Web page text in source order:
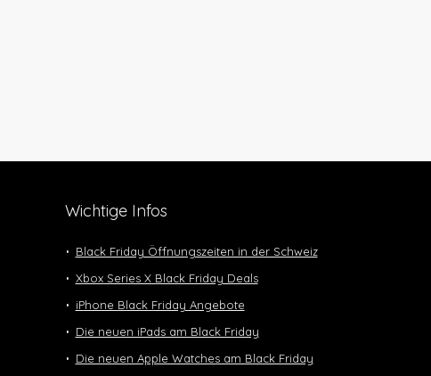
Wichtige Infos
Black Friday Öffnungszeiten in der Schweiz
Xbox Series X Black Friday Deals
iPhone Black Friday Angebote
Die neuen iPads am Black Friday
Die neuen Apple Watches am Black Friday